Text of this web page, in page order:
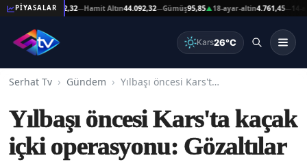
PİYASALAR
Altın44.092,32 —Hamit Altın44.092,32—Gümüş95,85▲18-ayar-altin4.761,45—14-ayar-
Kars26°C
Serhat Tv Gündem Yılbaşı öncesi Kars'ta kaçak içki operasyonu: Gözaltılar var!
Yılbaşı öncesi Kars'ta kaçak
içki operasyonu: Gözaltılar